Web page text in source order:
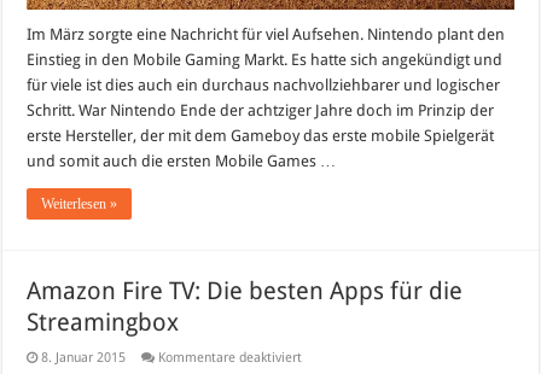
Im März sorgte eine Nachricht für viel Aufsehen. Nintendo plant den
Einstieg in den Mobile Gaming Markt. Es hatte sich angekündigt und
für viele ist dies auch ein durchaus nachvollziehbarer und logischer
Schritt. War Nintendo Ende der achtziger Jahre doch im Prinzip der
erste Hersteller, der mit dem Gameboy das erste mobile Spielgerät
und somit auch die ersten Mobile Games …
Weiterlesen »
Amazon Fire TV: Die besten Apps für die
Streamingbox
8. Januar 2015 Kommentare deaktiviertfür